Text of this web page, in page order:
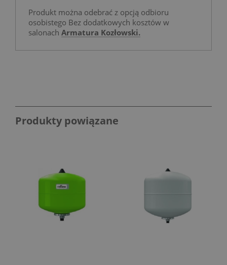
Produkt można odebrać z opcją odbioru
osobistego Bez dodatkowych kosztów w
salonach Armatura Kozłowski.
Produkty powiązane